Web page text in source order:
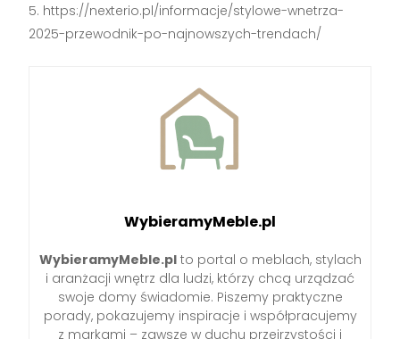
https://nexterio.pl/informacje/stylowe-wnetrza-
2025-przewodnik-po-najnowszych-trendach/
WybieramyMeble.pl
WybieramyMeble.plto portal o meblach, stylach
i aranżacji wnętrz dla ludzi, którzy chcą urządzać
swoje domy świadomie. Piszemy praktyczne
porady, pokazujemy inspiracje i współpracujemy
z markami – zawsze w duchu przejrzystości i